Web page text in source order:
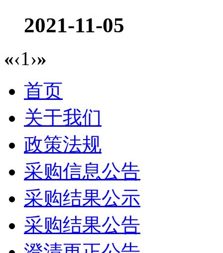
2021-11-05
«‹1›»
首页
关于我们
政策法规
采购信息公告
采购结果公示
采购结果公告